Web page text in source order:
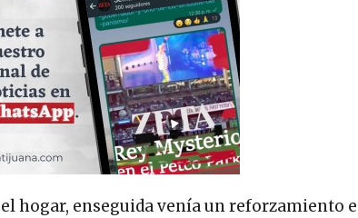
hogar, enseguida venía un reforzamiento